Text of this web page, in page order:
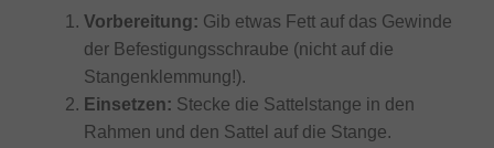
Vorbereitung: Gib etwas Fett auf das Gewinde
der Befestigungsschraube (nicht auf die
Stangenklemmung!).
Einsetzen: Stecke die Sattelstange in den
Rahmen und den Sattel auf die Stange.